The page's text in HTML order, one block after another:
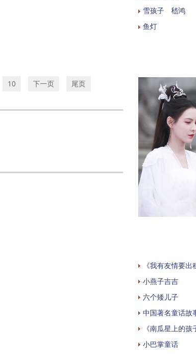
10 下一页 尾页
雪孩子 嵇鸿
鱼灯
《我有友情要
小燕子吉吉
六个矮儿子
中国著名童话故
《南瓜星上的孩
小巴掌童话